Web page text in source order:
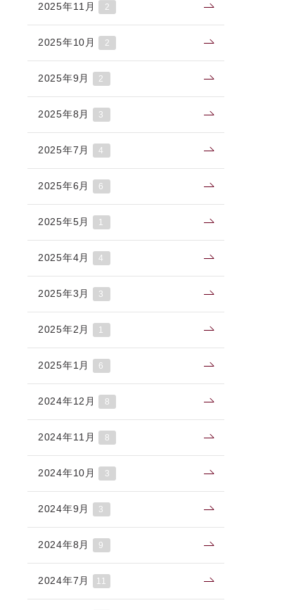
2025年11月 2
2025年10月 2
2025年9月 2
2025年8月 3
2025年7月 4
2025年6月 6
2025年5月 1
2025年4月 4
2025年3月 3
2025年2月 1
2025年1月 6
2024年12月 8
2024年11月 8
2024年10月 3
2024年9月 3
2024年8月 9
2024年7月 11